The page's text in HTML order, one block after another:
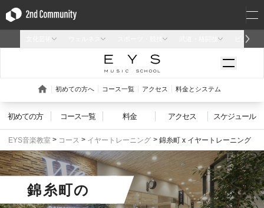
初めての方 コース一覧 料金 アクセス スケジュール
EYS音楽教室 コース イヤートレーニング 錦糸町 x イヤートレーニング
錦糸町の